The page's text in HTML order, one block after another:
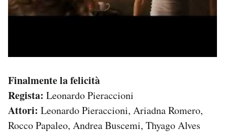
Finalmente la felicità
Regista: Leonardo Pieraccioni
Attori: Leonardo Pieraccioni, Ariadna Romero,
Rocco Papaleo, Andrea Buscemi, Thyago Alves